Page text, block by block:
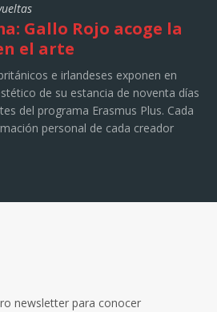
Gallo Rojo acoge la
el arte
e irlandeses exponen en
de su estancia de noventa días
del programa Erasmus Plus. Cada
personal de cada creador
newsletter para conocer